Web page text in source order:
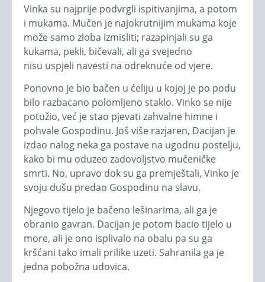
Vinka su najprije podvrgli ispitivanjima, a potom
i mukama. Mučen je najokrutnijim mukama koje
može samo zloba izmisliti; razapinjali su ga
kukama, pekli, bičevali, ali ga svejedno
nisu uspjeli navesti na odreknuće od vjere.
Ponovno je bio bačen u ćeliju u kojoj je po podu
bilo razbacano polomljeno staklo. Vinko se nije
potužio, već je stao pjevati zahvalne himne i
pohvale Gospodinu. Još više razjaren, Dacijan je
izdao nalog neka ga postave na ugodnu postelju,
kako bi mu oduzeo zadovoljstvo mučeničke
smrti. No, upravo dok su ga premještali, Vinko je
svoju dušu predao Gospodinu na slavu.
Njegovo tijelo je bačeno lešinarima, ali ga je
obranio gavran. Dacijan je potom bacio tijelo u
more, ali je ono isplivalo na obalu pa su ga
kršćani tako imali prilike uzeti. Sahranila ga je
jedna pobožna udovica.